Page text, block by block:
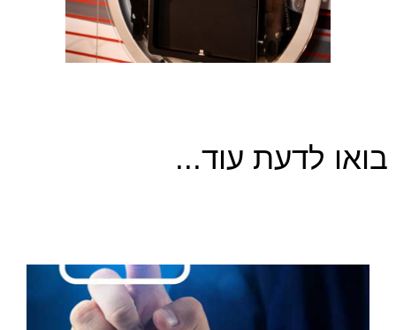
בואו לדעת עוד...